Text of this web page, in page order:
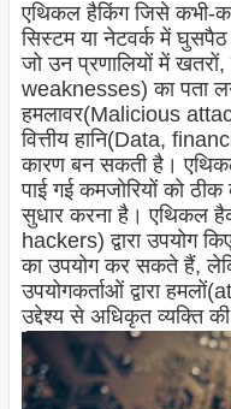
एथिकल हैकिंग जिसे कभी-
सिस्टम या नेटवर्क में
जो उन प्रणालियों में
weaknesses) का पता
हमलावर(Malicious
वित्तीय हानि(Data,
कारण बन सकती है। एथिकल
पाई गई कमजोरियों को
सुधार करना है। एथिकल
hackers) द्वारा उपयोग
का उपयोग कर सकते हैं,
उपयोगकर्ताओं द्वारा
उद्देश्य से अधिकृत व्यक्ति